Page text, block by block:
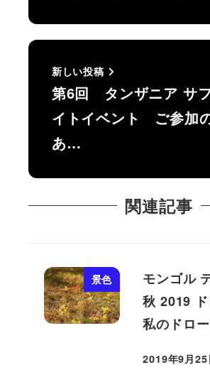
新しい投稿
第6回 タンザニア サ
イトイベント ご参加
あ…
関連記事
景色
モンゴル
秋 2019
私のドロ
投稿日
2019年9月25